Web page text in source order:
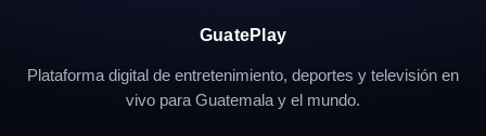
GuatePlay
Plataforma digital de entretenimiento, deportes y televisión en
vivo para Guatemala y el mundo.